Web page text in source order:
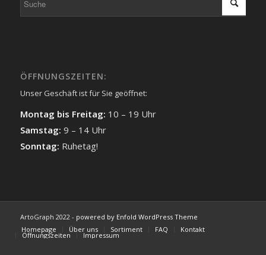
ÖFFNUNGSZEITEN:
Unser Geschäft ist für Sie geöffnet:
Montag bis Freitag: 10 – 19 Uhr
Samstag: 9 – 14 Uhr
Sonntag: Ruhetag!
ArtoGraph 2022 - powered by Enfold WordPress Theme
Homepage
Über uns Sortiment FAQ Kontakt
Öffnungszeiten Impressum